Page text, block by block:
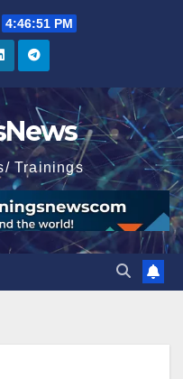
4:46:52 PM
Trainings